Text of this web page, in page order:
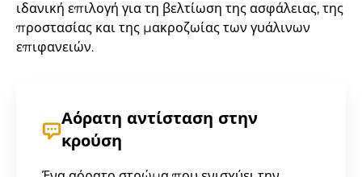
ιδανική επιλογή για τη βελτίωση της ασφάλειας, της
προστασίας και της μακροζωίας των γυάλινων
επιφανειών.
Αόρατη αντίσταση στην
κρούση